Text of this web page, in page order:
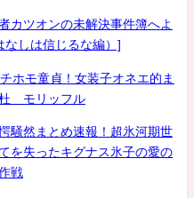
カツオンの未解決事件簿へよ
なしは信じるな編）]
モ童貞！女装子オネエ的ま
杜 モリッフル
騒然まとめ速報！超氷河期世
を失ったキグナス氷子の愛の
戦